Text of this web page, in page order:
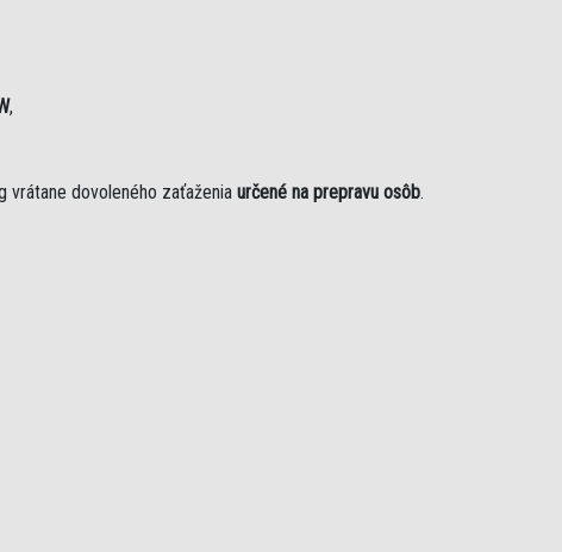
,
vrátane dovoleného zaťaženia určené na prepravu osôb.